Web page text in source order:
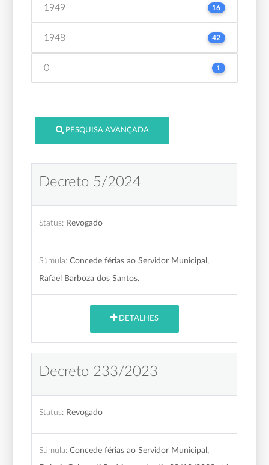
1949 16
1948 42
0 1
PESQUISA AVANÇADA
Decreto 5/2024
Status: Revogado
Súmula: Concede férias ao Servidor Municipal,
Rafael Barboza dos Santos.
DETALHES
Decreto 233/2023
Status: Revogado
Súmula: Concede férias ao Servidor Municipal,